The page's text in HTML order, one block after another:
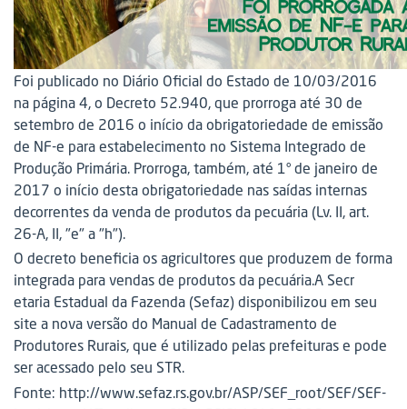
Foi publicado no Diário Oficial do Estado de 10/03/2016
na página 4, o Decreto 52.940, que prorroga até 30 de
setembro de 2016 o início da obrigatoriedade de emissão
de NF-e para estabelecimento no Sistema Integrado de
Produção Primária. Prorroga, também, até 1° de janeiro de
2017 o início desta obrigatoriedade nas saídas internas
decorrentes da venda de produtos da pecuária (Lv. II, art.
26-A, II, "e" a "h").
O decreto beneficia os agricultores que produzem de forma
integrada para vendas de produtos da pecuária.A Secr
etaria Estadual da Fazenda (Sefaz) disponibilizou em seu
site a nova versão do Manual de Cadastramento de
Produtores Rurais, que é utilizado pelas prefeituras e pode
ser acessado pelo seu STR.
Fonte: http://www.sefaz.rs.gov.br/ASP/SEF_root/SEF/SEF-